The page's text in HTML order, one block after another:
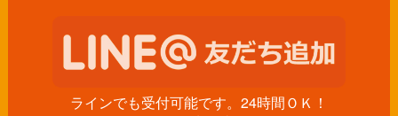
ラインでも受付可能です。24時間ＯＫ！